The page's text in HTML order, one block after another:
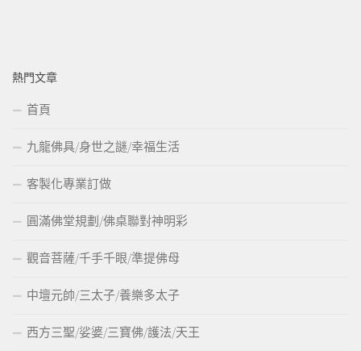
熱門文章
首頁
九龍佛具/身世之謎/幸福生活
客製化專業訂做
圓滿佛堂規劃/佛桌聯對神明彩
觀音菩薩/千手千眼/準提佛母
中壇元帥/三太子/養樂多太子
西方三聖/娑婆/三寶佛/護法/天王